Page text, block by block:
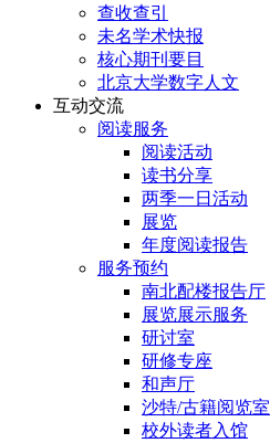
查收查引
未名学术快报
核心期刊要目
北京大学数字人文
互动交流
阅读服务
阅读活动
读书分享
两季一日活动
展览
年度阅读报告
服务预约
南北配楼报告厅
展览展示服务
研讨室
研修专座
和声厅
沙特/古籍阅览室
校外读者入馆